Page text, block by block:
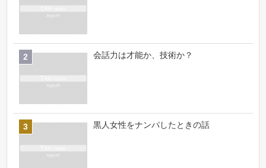
会話力は才能か、技術か？
黒人女性をナンパしたときの話